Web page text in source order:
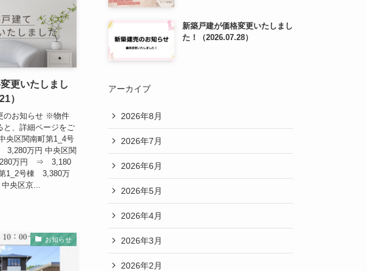
更いたしまし
）
のお知らせ ※物件
と、詳細ページをご
央区関南町第1_4号
万円 中央区関
万円 ⇒ 3,180
1_2号棟 3,380万
央区京...
お知らせ
新築戸建が価格変更いたしまし
た！（2026.07.28）
アーカイブ
2026年8月
2026年7月
2026年6月
2026年5月
2026年4月
2026年3月
2026年2月